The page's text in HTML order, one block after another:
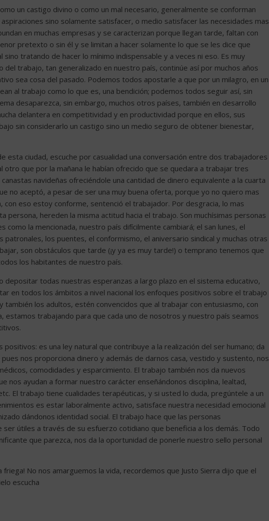
un castigo divino o como un mal necesario, generalmente se conforman
sino solamente satisfacer, o medio satisfacer las necesidades mas
en muchas empresas y se caracterizan porque llegan tarde, faltan con
pretexto o sin él y se limitan a hacer solamente lo que se les dice que
sino tratando de hacer lo mínimo indispensable y a veces ni eso. Es muy
del trabajo, tan generalizado en nuestro país, continúe así por muchos años
sea cosa del pasado. Podemos todos apostarle a que por un milagro, en un
al trabajo como lo que es, una bendición; podemos todos seguir así, sin
desaparezca, sin embargo, muchos otros países, también en desarrollo
delantera en competitividad y en productividad porque en ellos, sus
sin considerarlo un castigo sino un medio seguro de obtener bienestar,
esta ciudad, escuche por casualidad una conversación entre dos trabajadores
otro que por la mañana le habían ofrecido que se quedara a trabajar tres
navideñas ofreciéndole una cantidad de dinero equivalente a la cuarta
no aceptó, a pesar de ser una muy buena oferta, porque yo no quiero mas
eso estoy conforme, sentenció el trabajador. Por desgracia, lo mas
persona, hereden la misma actitud hacia el trabajo. Son muchísimas personas
como la mencionada, nuestro país difícilmente cambiará; el san lunes, el
los puentes, el conformismo, el aniversario sindical y muchas otras
son obstáculos que tarde (¡y ya es muy tarde!) o temprano tenemos que
los habitantes de nuestro país.
depositar todas nuestras esperanzas a largo plazo en el sistema educativo,
en todos los ámbitos a nivel nacional los enfoques positivos sobre el trabajo
también los adultos, estén convencidos que al trabajar con entusiasmo, con
estamos trabajando para que cada uno de nosotros y nuestro país seamos
es una ley natural que contribuye a la realización del ser humano; da
nos proporciona dinero y además de darnos casa, vestido y sustento, nos
comodidades y esparcimiento. El trabajo también nos da nuevos
nos ayudan a formar nuestro carácter enseñándonos disciplina, lealtad,
El trabajo tiene cualidades terapéuticas, y si usted lo duda, pregúntele a un
es estar laboralmente activo, satisface nuestra necesidad emocional
dándonos identidad social. El trabajo hace que las personas
útiles a través de su esfuerzo cotidiano que beneficia a los demás. Todo
que parezca, nos da la oportunidad de ponerle nuestro sello personal
friega! No nos amarguemos la vida, recordemos que Justo Sierra dijo que el
escucha